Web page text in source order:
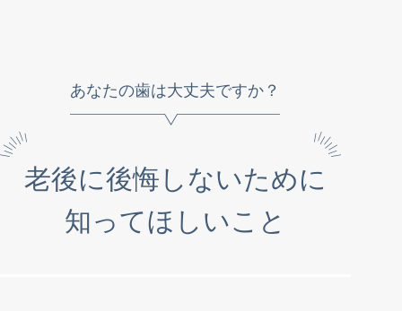
あなたの歯は大丈夫ですか？
老後に後悔しないために
知ってほしいこと